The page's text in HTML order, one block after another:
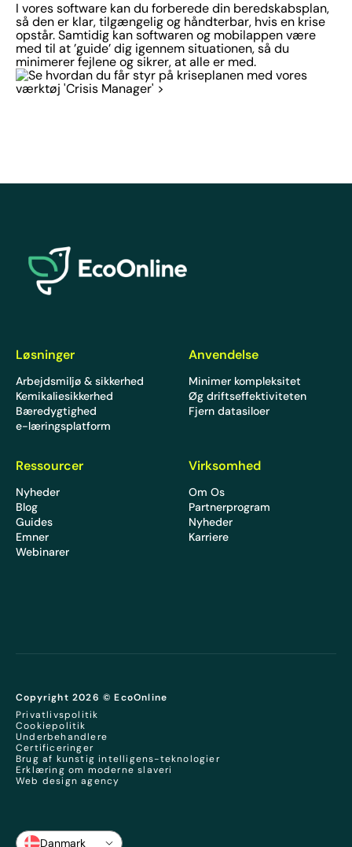
I vores software kan du forberede din beredskabsplan,
så den er klar, tilgængelig og håndterbar, hvis en krise
opstår. Samtidig kan softwaren og mobilappen være
med til at ’guide’ dig igennem situationen, så du
minimerer fejlene og sikrer, at alle er med.
Løsninger
Arbejdsmiljø & sikkerhed
Kemikaliesikkerhed
Bæredygtighed
e-læringsplatform
Anvendelse
Minimer kompleksitet
Øg driftseffektiviteten
Fjern datasiloer
Ressourcer
Nyheder
Blog
Guides
Emner
Webinarer
Virksomhed
Om Os
Partnerprogram
Nyheder
Karriere
Copyright 2026 © EcoOnline
Privatlivspolitik
Cookiepolitik
Underbehandlere
Certificeringer
Brug af kunstig intelligens-teknologier
Erklæring om moderne slaveri
Web design agency
Danmark